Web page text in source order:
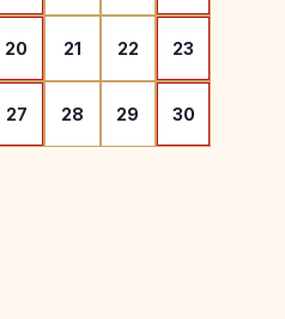
20 21 22 23
27 28 29 30